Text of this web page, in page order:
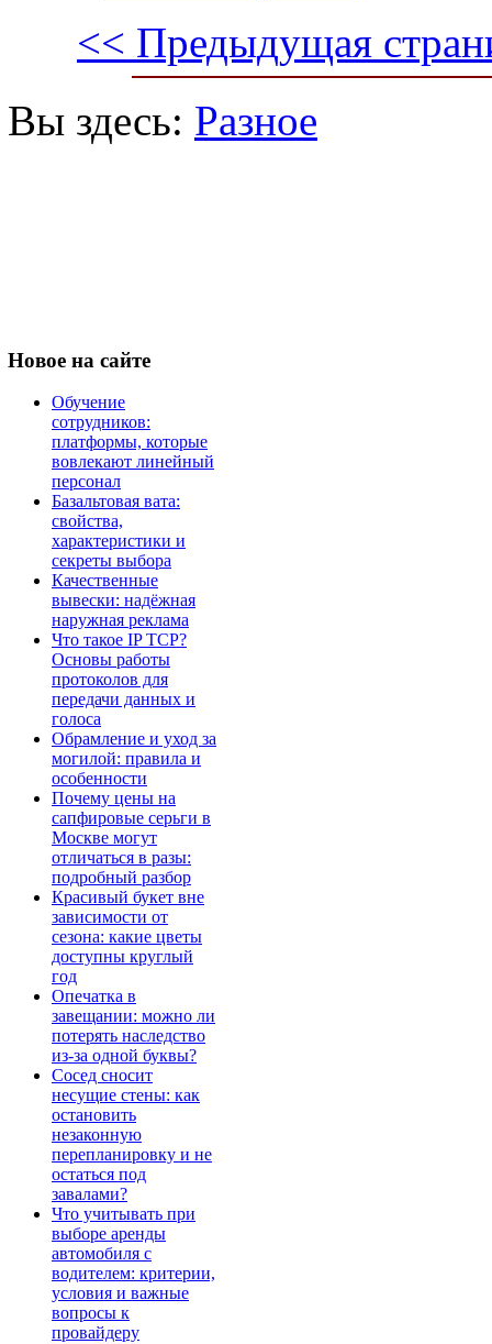
<< Предыдущая
Вы здесь: Разное
Новое на сайте
Обучение
сотрудников:
платформы, которые
вовлекают линейный
персонал
Базальтовая вата:
свойства,
характеристики и
секреты выбора
Качественные
вывески: надёжная
наружная реклама
Что такое IP TCP?
Основы работы
протоколов для
передачи данных и
голоса
Обрамление и уход за
могилой: правила и
особенности
Почему цены на
сапфировые серьги в
Москве могут
отличаться в разы:
подробный разбор
Красивый букет вне
зависимости от
сезона: какие цветы
доступны круглый
год
Опечатка в
завещании: можно ли
потерять наследство
из-за одной буквы?
Сосед сносит
несущие стены: как
остановить
незаконную
перепланировку и не
остаться под
завалами?
Что учитывать при
выборе аренды
автомобиля с
водителем: критерии,
условия и важные
вопросы к
провайдеру